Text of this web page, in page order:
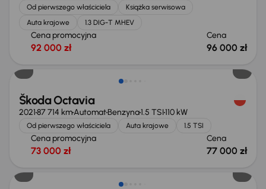
Od pierwszego właściciela
Książka serwisowa
Auta krajowe
1.3 DIG-T MHEV
Cena promocyjna
92 000 zł
Cena
96 000 zł
Możliwość odliczenia VAT
Škoda Octavia
202187 714 kmAutomatBenzyna1.5 TSI110 kW
Od pierwszego właściciela Auta krajowe 1.5 TSI
Cena promocyjna
73 000 zł
Cena
77 000 zł
Możliwość odliczenia VAT